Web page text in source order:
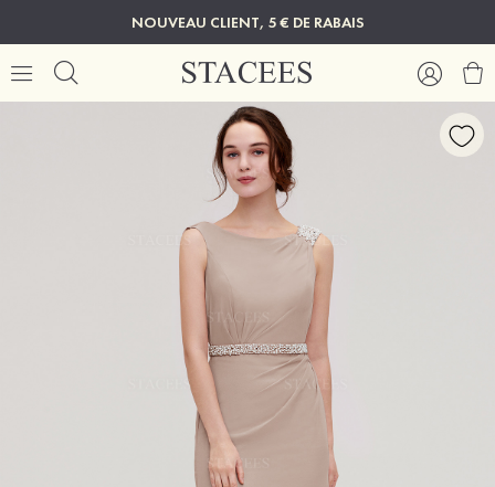
NOUVEAU CLIENT, 5 € DE RABAIS